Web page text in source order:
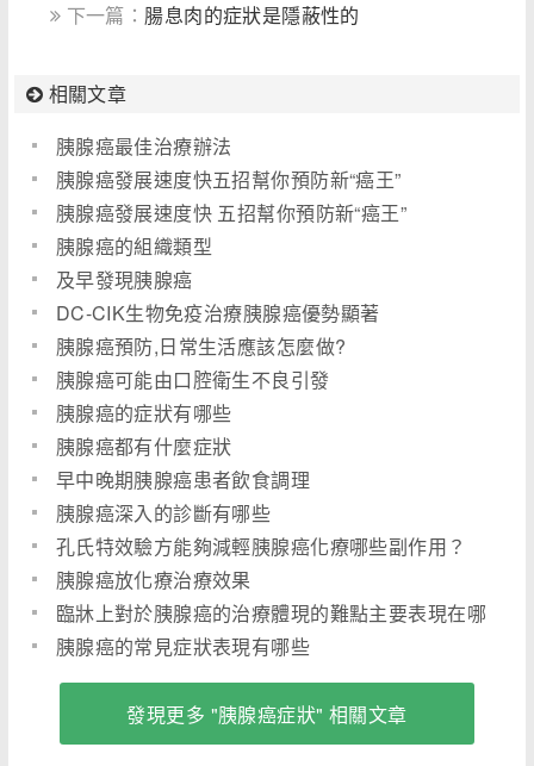
下一篇： 腸息肉的症狀是隱蔽性的
相關文章
胰腺癌最佳治療辦法
胰腺癌發展速度快五招幫你預防新“癌王”
胰腺癌發展速度快 五招幫你預防新“癌王”
胰腺癌的組織類型
及早發現胰腺癌
DC-CIK生物免疫治療胰腺癌優勢顯著
胰腺癌預防,日常生活應該怎麼做?
胰腺癌可能由口腔衛生不良引發
胰腺癌的症狀有哪些
胰腺癌都有什麼症狀
早中晚期胰腺癌患者飲食調理
胰腺癌深入的診斷有哪些
孔氏特效驗方能夠減輕胰腺癌化療哪些副作用？
(圖)胰腺癌放化療治療效果
臨牀上對於胰腺癌的治療體現的難點主要表現在哪
裏呢？
胰腺癌的常見症狀表現有哪些
發現更多 "胰腺癌症狀" 相關文章